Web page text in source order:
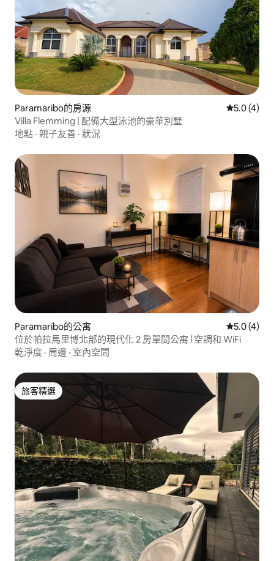
Paramaribo的房源 從 4 則評
5.0 (4)
Villa Flemming | 配備大型泳池的豪華別墅
地點 · 親子友善 · 狀況
Paramaribo的公寓 從 4 則評
5.0 (4)
位於帕拉馬里博北部的現代化 2 房單間公寓 l 空調和 WiFi
乾淨度 · 周邊 · 室內空間
旅客精選
旅客精選